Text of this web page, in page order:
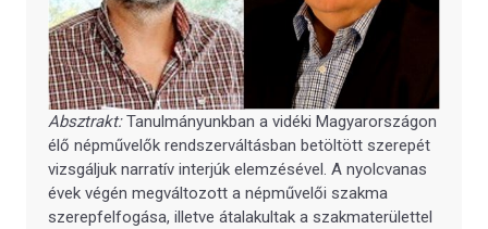
Absztrakt:Tanulmányunkban a vidéki Magyarországon
élő népművelők rendszerváltásban betöltött szerepét
vizsgáljuk narratív interjúk elemzésével. A nyolcvanas
évek végén megváltozott a népművelői szakma
szerepfelfogása, illetve átalakultak a szakmaterülettel